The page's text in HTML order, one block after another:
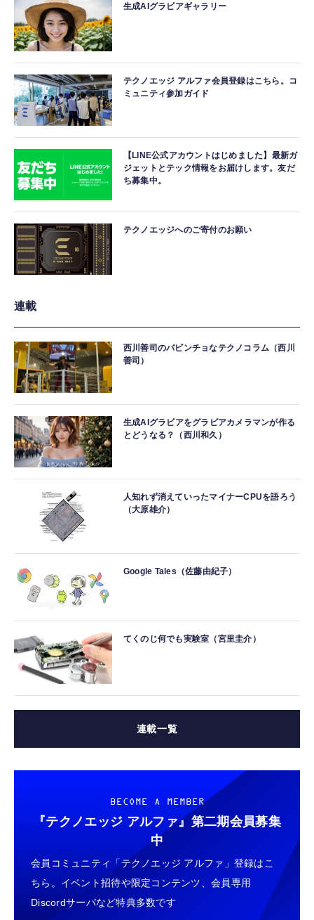
生成AIグラビアギャラリー
テクノエッジ アルファ会員登録はこちら。コ
ミュニティ参加ガイド
【LINE公式アカウントはじめました】最新ガ
ジェットとテック情報をお届けします。友だ
ち募集中。
テクノエッジへのご寄付のお願い
連載
西川善司のバビンチョなテクノコラム（西川
善司）
生成AIグラビアをグラビアカメラマンが作る
とどうなる？（西川和久）
人知れず消えていったマイナーCPUを語ろう
（大原雄介）
Google Tales（佐藤由紀子）
てくのじ何でも実験室（宮里圭介）
連載一覧
BECOME A MEMBER
『テクノエッジ アルファ』 第二期会員募集
中
会員コミュニティ「テクノエッジ アルファ」登録はこ
ちら。イベント招待や限定コンテンツ、会員専用
Discordサーバなど特典多数です